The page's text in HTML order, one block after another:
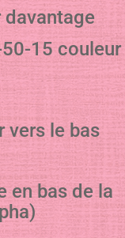
15 couleur
vers le bas
en bas de la